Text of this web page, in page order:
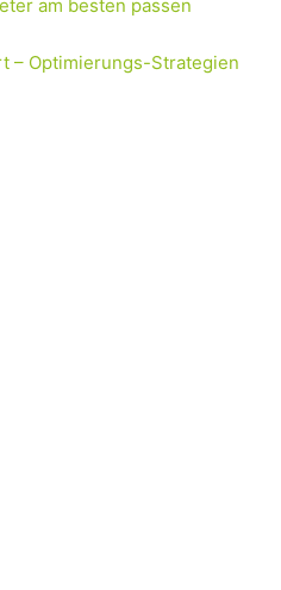
am besten passen
– Optimierungs-Strategien